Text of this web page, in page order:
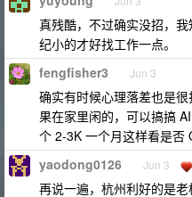
真残酷，不过确实没招，
纪小的才好找工作一点。
fengfisher3 Jun 3
确实有时候心理落差也是
果在家里闲的，可以搞搞
个 2-3K 一个月这样看是否
yaodong0126 Jun 3
再说一遍，杭州利好的是